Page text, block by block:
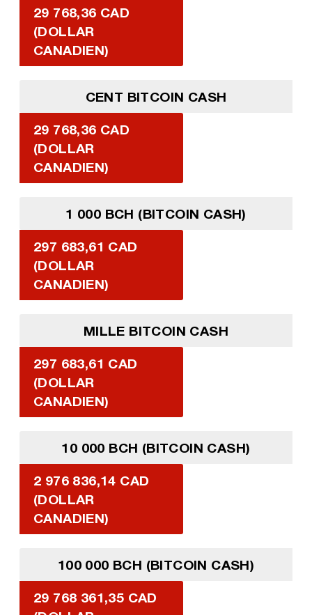
29 768,36 CAD
(DOLLAR
CANADIEN)
CENT BITCOIN CASH
29 768,36 CAD
(DOLLAR
CANADIEN)
1 000 BCH (BITCOIN CASH)
297 683,61 CAD
(DOLLAR
CANADIEN)
MILLE BITCOIN CASH
297 683,61 CAD
(DOLLAR
CANADIEN)
10 000 BCH (BITCOIN CASH)
2 976 836,14 CAD
(DOLLAR
CANADIEN)
100 000 BCH (BITCOIN CASH)
29 768 361,35 CAD